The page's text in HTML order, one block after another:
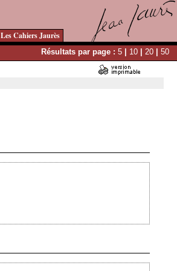
Les Cahiers Jaurès
Résultats par page : 5 | 10 | 20 | 50